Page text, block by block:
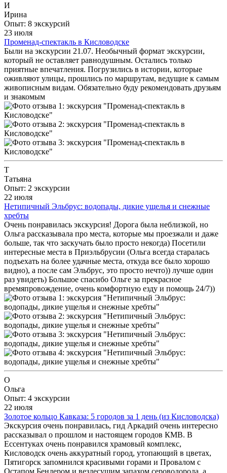
И
Ирина
Опыт: 8 экскурсий
23 июля
Променад-спектакль в Кисловодске
Были на экскурсии 21.07. Необычный формат экскурсии,
который не оставляет равнодушным. Остались только
приятные впечатления. Погрузились в истории, которые
оживляют улицы, прошлись по маршрутам, ведущие к самым
живописным видам. Обязательно буду рекомендовать друзьям
и знакомым
Т
Татьяна
Опыт: 2 экскурсии
22 июля
Нетипичный Эльбрус: водопады, дикие ущелья и снежные
хребты
Очень понравилась экскурсия! Дорога была неблизкой, но
Ольга рассказывала про места, которые мы проезжали и даже
больше, так что заскучать было просто некогда) Посетили
интересные места в Приэльбрусии (Ольга всегда старалась
подъехать на более удачные места, откуда все было хорошо
видно), а после сам Эльбрус, это просто нечто)) лучше один
раз увидеть) Большое спасибо Ольге за прекрасное
времяпровождение, очень комфортную езду и помощь 24/7))
О
Ольга
Опыт: 4 экскурсии
22 июля
Золотое кольцо Кавказа: 5 городов за 1 день (из Кисловодска)
Экскурсия очень понравилась, гид Аркадий очень интересно
рассказывал о прошлом и настоящем городов КМВ. В
Ессентуках очень понравился храмовый комплекс,
Кисловодск очень аккуратный город, утопающий в цветах,
Пятигорск запомнился красивыми горами и Провалом с
Остапом Бендером и вездесущим запахом сероводорода, а